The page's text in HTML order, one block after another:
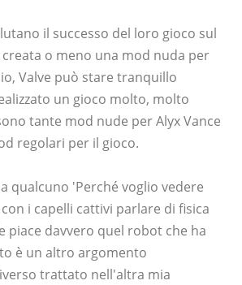
il successo del loro gioco sul
o meno una mod nuda per
Valve può stare tranquillo
un gioco molto, molto
tante mod nude per Alyx Vance
regolari per il gioco.
qualcuno 'Perché voglio vedere
i capelli cattivi parlare di fisica
piace davvero quel robot che ha
è un altro argomento
trattato nell'altra mia